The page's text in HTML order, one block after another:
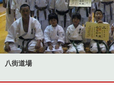
八街道場